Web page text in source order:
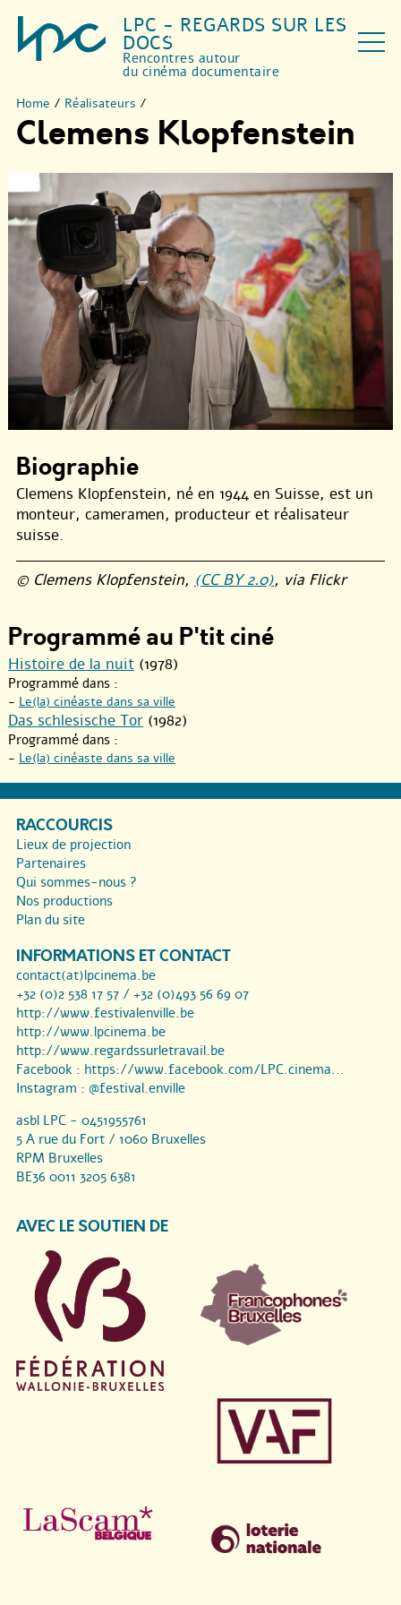
LPC - REGARDS SUR LES
DOCS
Rencontres autour
du cinéma documentaire
Home / Réalisateurs /
Clemens Klopfenstein
Biographie
Clemens Klopfenstein, né en 1944 en Suisse, est un
monteur, cameramen, producteur et réalisateur
suisse.
© Clemens Klopfenstein, (CC BY 2.0), via Flickr
Programmé au P'tit ciné
Histoire de la nuit (1978)
Programmé dans :
- Le(la) cinéaste dans sa ville
Das schlesische Tor (1982)
Programmé dans :
- Le(la) cinéaste dans sa ville
RACCOURCIS
Lieux de projection
Partenaires
Qui sommes-nous ?
Nos productions
Plan du site
INFORMATIONS ET CONTACT
contact(at)lpcinema.be
+32 (0)2 538 17 57 / +32 (0)493 56 69 07
http://www.festivalenville.be
http://www.lpcinema.be
http://www.regardssurletravail.be
Facebook : https://www.facebook.com/LPC.cinema...
Instagram : @festival.enville
asbl LPC - 0451955761
5 A rue du Fort / 1060 Bruxelles
RPM Bruxelles
BE36 0011 3205 6381
AVEC LE SOUTIEN DE